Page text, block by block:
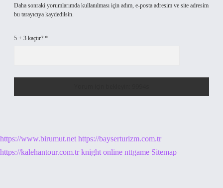
Daha sonraki yorumlarımda kullanılması için adım, e-posta adresim ve site adresim
bu tarayıcıya kaydedilsin.
5 + 3 kaçtır? *
https://www.birumut.net https://bayserturizm.com.tr
https://kalehantour.com.tr knight online nttgame Sitemap